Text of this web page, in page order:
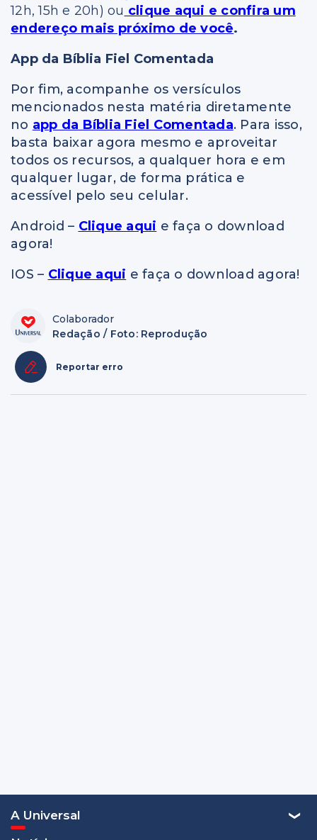
12h, 15h e 20h) ou clique aqui e confira um
endereço mais próximo de você.
App da Bíblia Fiel Comentada
Por fim, acompanhe os versículos
mencionados nesta matéria diretamente
no app da Bíblia Fiel Comentada. Para isso,
basta baixar agora mesmo e aproveitar
todos os recursos, a qualquer hora e em
qualquer lugar, de forma prática e
acessível pelo seu celular.
Android – Clique aqui e faça o download
agora!
IOS – Clique aqui e faça o download agora!
Colaborador
Redação / Foto: Reprodução
Reportar erro
A Universal